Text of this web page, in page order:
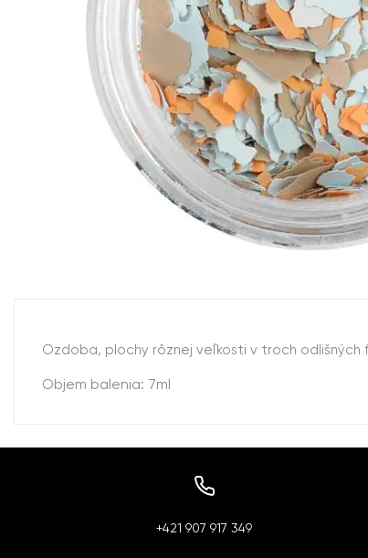
Ozdoba, plochy rôznej veľkosti v troch
Objem balenia: 7ml
+421 907 917 349